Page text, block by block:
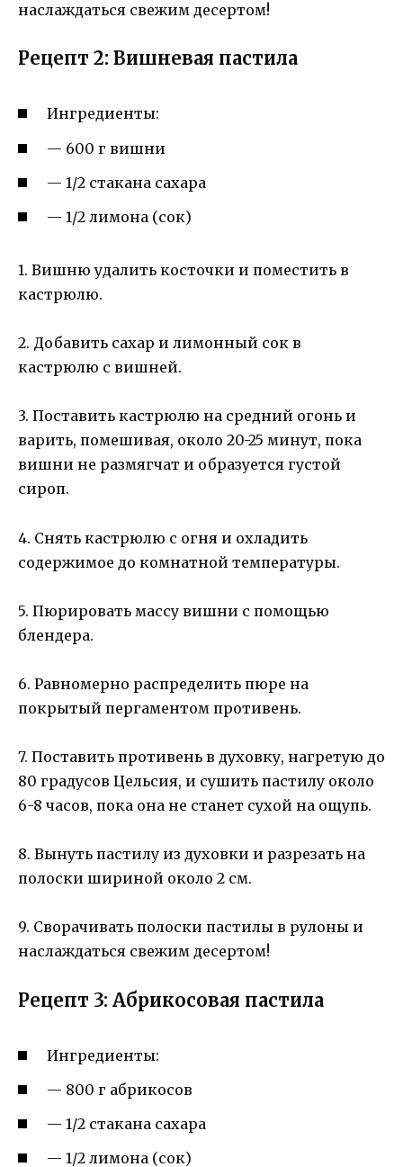
наслаждаться свежим десертом!
Рецепт 2: Вишневая пастила
Ингредиенты:
— 600 г вишни
— 1/2 стакана сахара
— 1/2 лимона (сок)
1. Вишню удалить косточки и поместить в
кастрюлю.
2. Добавить сахар и лимонный сок в
кастрюлю с вишней.
3. Поставить кастрюлю на средний огонь и
варить, помешивая, около 20-25 минут, пока
вишни не размягчат и образуется густой
сироп.
4. Снять кастрюлю с огня и охладить
содержимое до комнатной температуры.
5. Пюрировать массу вишни с помощью
блендера.
6. Равномерно распределить пюре на
покрытый пергаментом противень.
7. Поставить противень в духовку, нагретую до
80 градусов Цельсия, и сушить пастилу около
6-8 часов, пока она не станет сухой на ощупь.
8. Вынуть пастилу из духовки и разрезать на
полоски шириной около 2 см.
9. Сворачивать полоски пастилы в рулоны и
наслаждаться свежим десертом!
Рецепт 3: Абрикосовая пастила
Ингредиенты:
— 800 г абрикосов
— 1/2 стакана сахара
— 1/2 лимона (сок)